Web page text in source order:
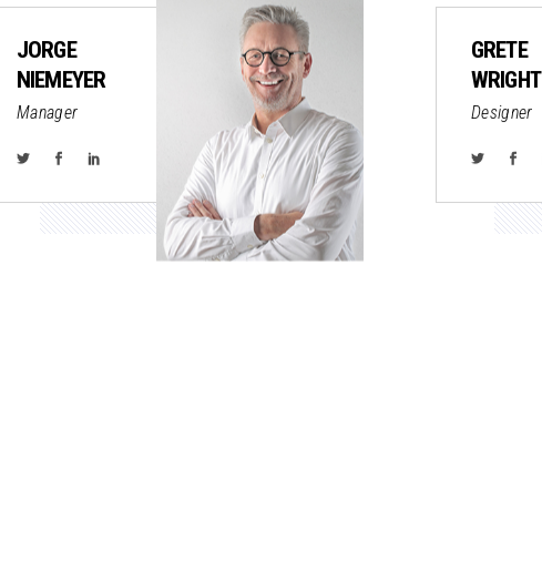
JORGE
NIEMEYER
Manager
GRETE
WRIGHT
Designer